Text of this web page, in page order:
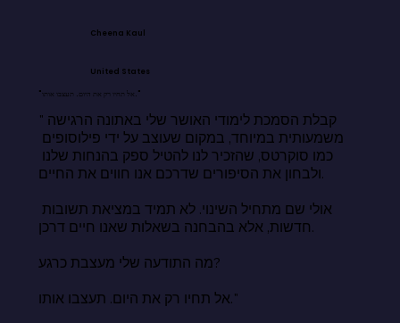
Cheena Kaul
United States
"אל תחיו רק את היום. תעצבו אותו."
"קבלת הסמכת לימודי האושר שלי באתונה הרגישה
ולבחון את הסיפורים שדרכם אנו חווים את החיים.
אולי שם מתחיל השינוי. לא תמיד במציאת תשובות
חדשות, אלא בהבחנה בשאלות שאנו חיים דרכן.
מה התודעה שלי מעצבת כרגע?
אל תחיו רק את היום. תעצבו אותו."